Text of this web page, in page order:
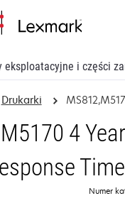
eksploatacyjne i części
Drukarki
4
Numer